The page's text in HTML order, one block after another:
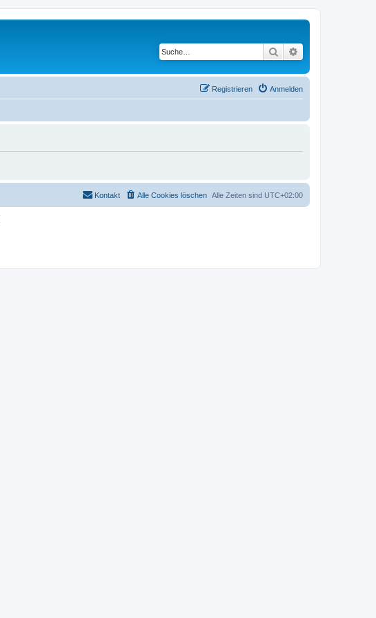
Suche
Anmelden
Registrieren
Alle Zeiten sind UTC+02:00
Alle Cookies löschen
Kontakt